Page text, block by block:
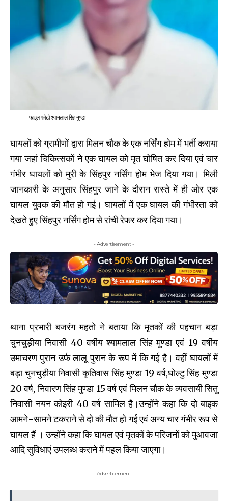
फाइल फोटो श्यामलाल सिंह मुण्डा
घायलों को ग्रामीणों द्वारा मिलन चौक के एक नर्सिंग होम में भर्ती कराया
गया जहां चिकित्सकों ने एक घायल को मृत घोषित कर दिया एवं चार
गंभीर घायलों को मुरी के सिंहपुर नर्सिंग होम भेज दिया गया। मिली
जानकारी के अनुसार सिंहपुर जाने के दौरान रास्ते में ही ओर एक
घायल युवक की मौत हो गई। घायलों में एक घायल की गंभीरता को
देखते हुए सिंहपुर नर्सिंग होम से रांची रेफर कर दिया गया।
- Advertisement -
थाना प्रभारी बजरंग महतो ने बताया कि मृतकों की पहचान बड़ा
चुनचुड़ीया निवासी 40 वर्षीय श्यामलाल सिंह मुण्डा एवं 19 वर्षीय
उमाचरण पुरान उर्फ लालू पुरान के रूप में कि गई है। वहीं घायलों में
बड़ा चुनचुड़ीया निवासी कृतिवास सिंह मुण्डा 19 वर्ष,घोल्टु सिंह मुण्डा
20 वर्ष, निवारण सिंह मुण्डा 15 वर्ष एवं मिलन चौक के व्यवसायी सितु
निवासी नयन कोइरी 40 वर्ष सामिल है।उन्होंने कहा कि दो बाइक
आमने-सामने टकराने से दो की मौत हो गई एवं अन्य चार गंभीर रूप से
घायल हैं । उन्होंने कहा कि घायल एवं मृतकों के परिजनों को मुआवजा
आदि सुविधाएं उपलब्ध कराने में पहल किया जाएगा।
- Advertisement -